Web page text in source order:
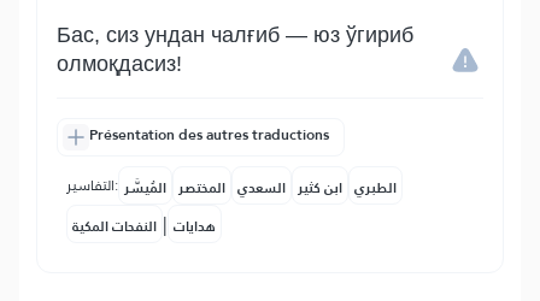
Бас, сиз ундан чалғиб — юз ўгириб
олмоқдасиз!
Présentation des autres traductions
التفاسير: المُيسَّر المختصر السعدي ابن كثير الطبري
النفحات المكية | هدايات